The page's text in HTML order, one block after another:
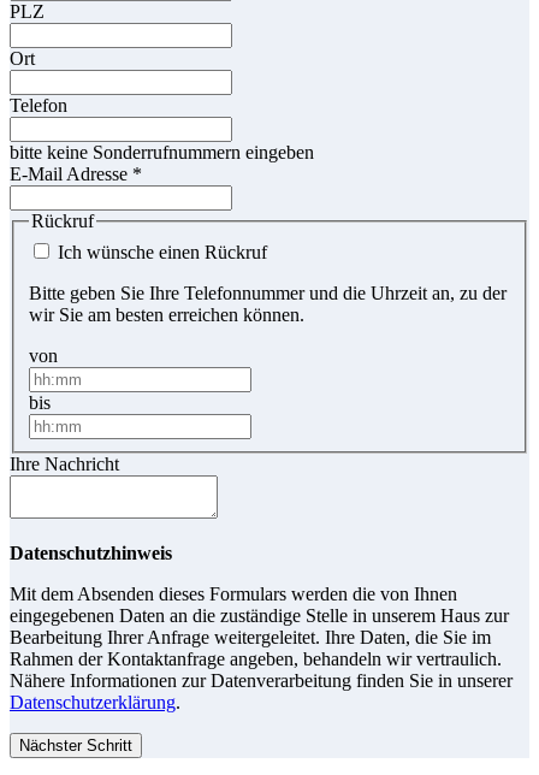
PLZ
Ort
Telefon
bitte keine Sonderrufnummern eingeben
E-Mail Adresse *
Rückruf
Ich wünsche einen Rückruf
Bitte geben Sie Ihre Telefonnummer und die Uhrzeit an, zu der
wir Sie am besten erreichen können.
von
bis
Ihre Nachricht
Datenschutzhinweis
Mit dem Absenden dieses Formulars werden die von Ihnen
eingegebenen Daten an die zuständige Stelle in unserem Haus zur
Bearbeitung Ihrer Anfrage weitergeleitet. Ihre Daten, die Sie im
Rahmen der Kontaktanfrage angeben, behandeln wir vertraulich.
Nähere Informationen zur Datenverarbeitung finden Sie in unserer
Datenschutzerklärung.
Nächster Schritt